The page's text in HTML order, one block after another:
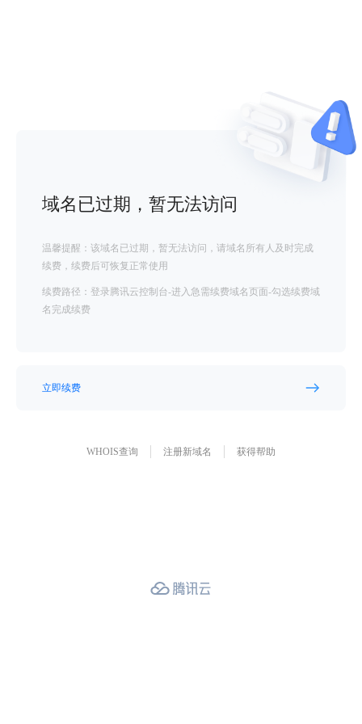
域名已过期，暂无法访问
温馨提醒：该域名已过期，暂无法访问，请域名所有人及时完成
续费，续费后可恢复正常使用
续费路径：登录腾讯云控制台-进入急需续费域名页面-勾选续费域
名完成续费
立即续费
WHOIS查询 注册新域名 获得帮助